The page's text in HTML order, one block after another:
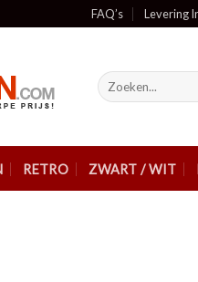
FAQ’s Levering
Zoeken
naar:
RETRO ZWART / WIT